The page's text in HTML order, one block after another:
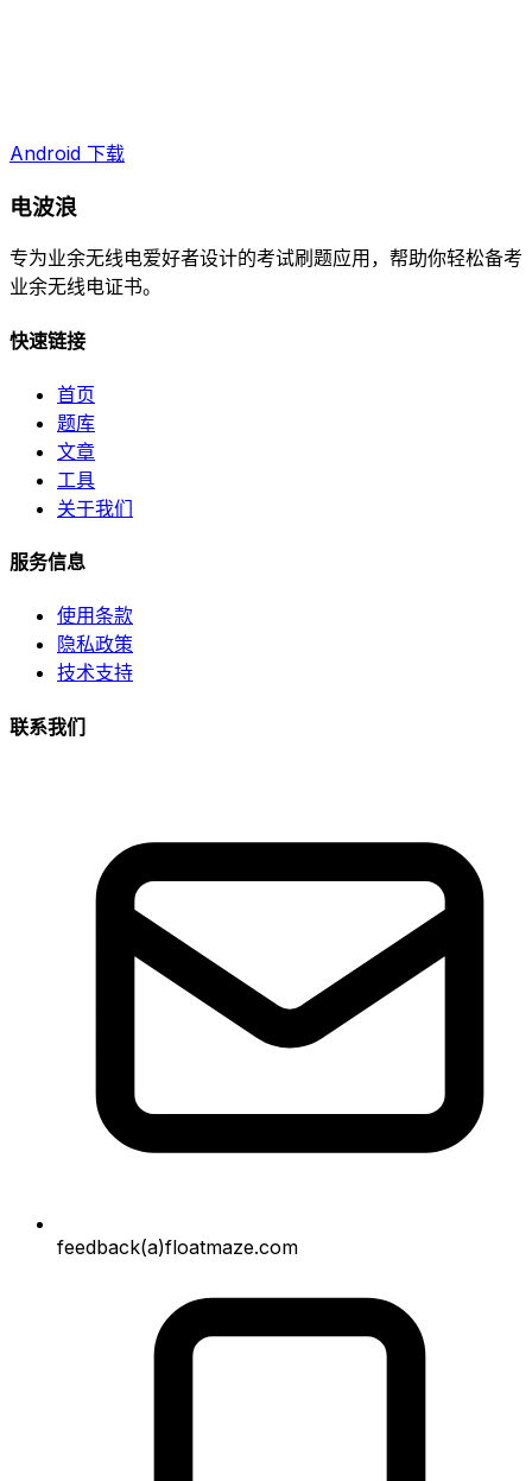
Android 下载
电波浪
专为业余无线电爱好者设计的考试刷题应用，帮助你轻松备考
业余无线电证书。
快速链接
首页
题库
文章
工具
关于我们
服务信息
使用条款
隐私政策
技术支持
联系我们
feedback(a)floatmaze.com